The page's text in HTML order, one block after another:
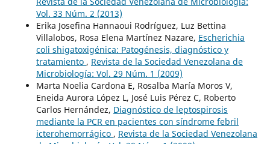
Vol. 33 Núm. 2 (2013)
Erika Josefina Hannaoui Rodríguez, Luz Bettina
Villalobos, Rosa Elena Martínez Nazare, Escherichia
coli shigatoxigénica: Patogénesis, diagnóstico y
tratamiento , Revista de la Sociedad Venezolana de
Microbiología: Vol. 29 Núm. 1 (2009)
Marta Noelia Cardona E, Rosalba María Moros V,
Eneida Aurora López L, José Luis Pérez C, Roberto
Carlos Hernández, Diagnóstico de leptospirosis
mediante la PCR en pacientes con síndrome febril
icterohemorrágico , Revista de la Sociedad Venezolana